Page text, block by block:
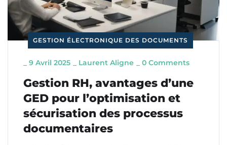
GESTION ÉLECTRONIQUE DES DOCUMENTS
9 Avril 2025 Laurent Aligne 0 Comments
Gestion RH, avantages d’une
GED pour l’optimisation et
sécurisation des processus
documentaires